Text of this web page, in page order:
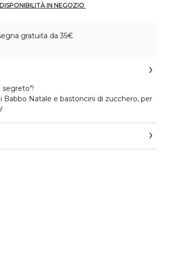
gratuita da 35€
segreto"!
Natale e bastoncini di zucchero, per